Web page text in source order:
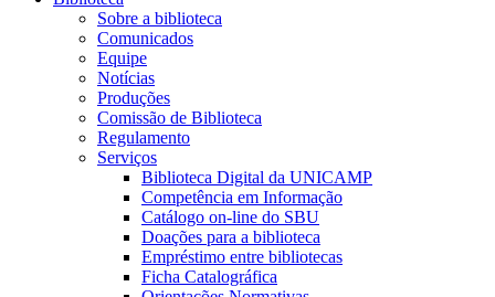
Sobre a biblioteca
Comunicados
Equipe
Notícias
Produções
Comissão de Biblioteca
Regulamento
Serviços
Biblioteca Digital da UNICAMP
Competência em Informação
Catálogo on-line do SBU
Doações para a biblioteca
Empréstimo entre bibliotecas
Ficha Catalográfica